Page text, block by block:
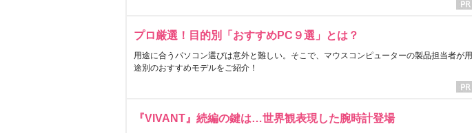
プロ厳選！目的別「おすすめPC９選」とは？
用途に合うパソコン選びは意外と難しい。そこで、マウスコンピューターの製品担当者が用
途別のおすすめモデルをご紹介！
『VIVANT』続編の鍵は…世界観表現した腕時計登場